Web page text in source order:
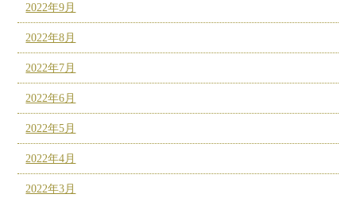
2022年9月
2022年8月
2022年7月
2022年6月
2022年5月
2022年4月
2022年3月